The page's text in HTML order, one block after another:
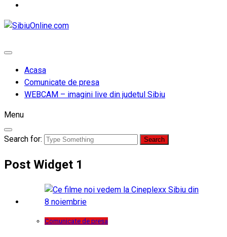
Acasa
Comunicate de presa
WEBCAM – imagini live din judetul Sibiu
Menu
Search for:
Post Widget 1
Comunicate de presa